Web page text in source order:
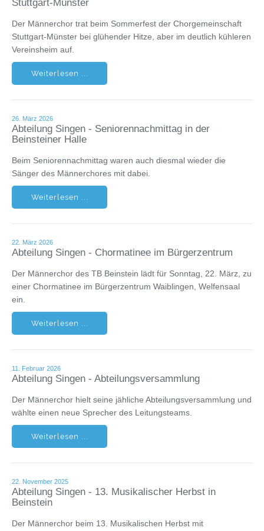
Stuttgart-Münster
Der Männerchor trat beim Sommerfest der Chorgemeinschaft
Stuttgart-Münster bei glühender Hitze, aber im deutlich kühleren
Vereinsheim auf.
Weiterlesen ...
26. März 2026
Abteilung Singen - Seniorennachmittag in der
Beinsteiner Halle
Beim Seniorennachmittag waren auch diesmal wieder die
Sänger des Männerchores mit dabei.
Weiterlesen ...
22. März 2026
Abteilung Singen - Chormatinee im Bürgerzentrum
Der Männerchor des TB Beinstein lädt für Sonntag, 22. März, zu
einer Chormatinee im Bürgerzentrum Waiblingen, Welfensaal
ein.
Weiterlesen ...
11. Februar 2026
Abteilung Singen - Abteilungsversammlung
Der Männerchor hielt seine jähliche Abteilungsversammlung und
wählte einen neue Sprecher des Leitungsteams.
Weiterlesen ...
22. November 2025
Abteilung Singen - 13. Musikalischer Herbst in
Beinstein
Der Männerchor beim 13. Musikalischen Herbst mit